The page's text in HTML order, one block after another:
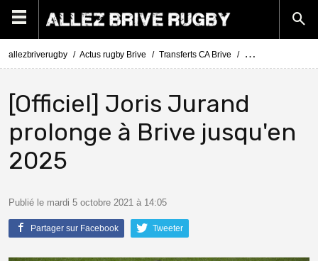
allezbriverugby Actus rugby Brive Transferts CA Brive Actus Transferts
[Officiel] Joris Jurand
prolonge à Brive jusqu'en
2025
Publié le mardi 5 octobre 2021 à 14:05
Partager sur Facebook Tweeter